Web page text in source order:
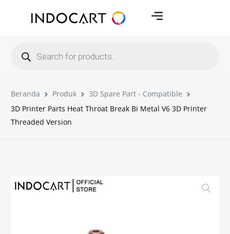
Beranda Produk
3D Spare Part - Compatible
3D Printer Parts Heat Throat Break Bi Metal V6 3D Printer
Threaded Version